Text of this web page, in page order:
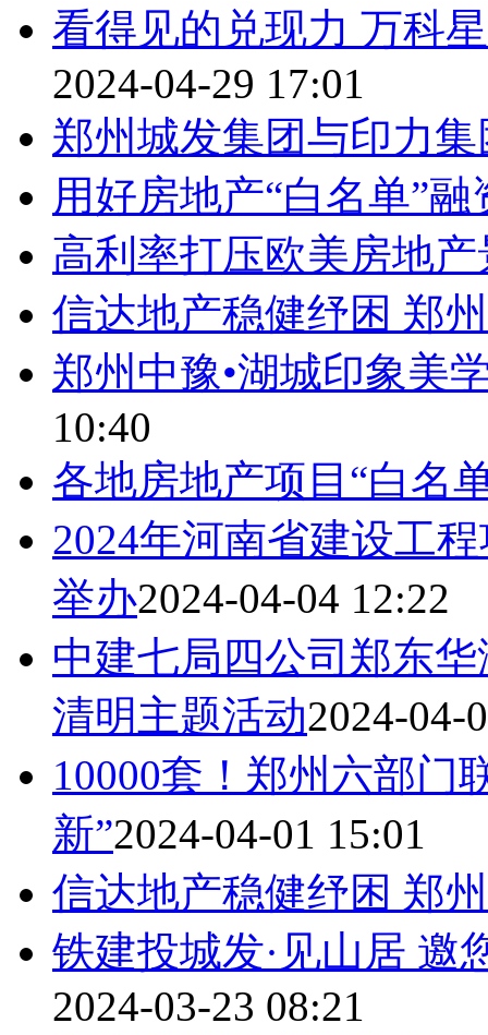
看得见的兑现力 万科
2024-04-29 17:01
郑州城发集团与印力
用好房地产“白名单”融
高利率打压欧美房地
信达地产稳健纾困 郑
郑州中豫•湖城印象美
10:40
各地房地产项目“白名
2024年河南省建设工
举办2024-04-04 12:22
中建七局四公司郑东
清明主题活动2024-04-
10000套！郑州六部门
新”2024-04-01 15:01
信达地产稳健纾困 郑
铁建投城发·见山居 邀
2024-03-23 08:21